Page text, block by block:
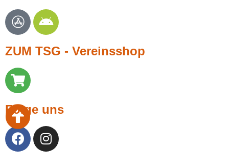
ZUM TSG - Vereinsshop
Folge uns